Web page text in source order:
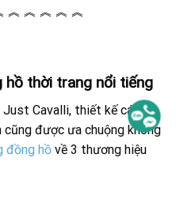
︽ ︽ ︽ ︽ ︽
thời trang nổi tiếng
Just Cavalli, thiết kế các
được ưa chuộng không
đồng hồ về 3 thương hiệu